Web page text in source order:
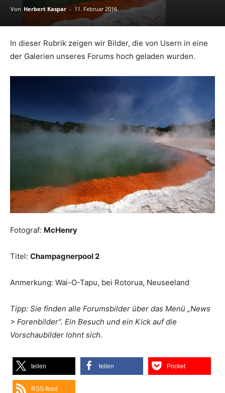
Von Herbert Kaspar - 11. Februar 2016
In dieser Rubrik zeigen wir Bilder, die von Usern in eine
der Galerien unseres Forums hoch geladen wurden.
Fotograf: McHenry
Titel: Champagnerpool 2
Anmerkung: Wai-O-Tapu, bei Rotorua, Neuseeland
Tipp: Sie finden alle Forumsbilder über das Menü „News
> Forenbilder“. Ein Besuch und ein Kick auf die
Vorschaubilder lohnt sich.
teilen teilen Pocket
RSS-feed